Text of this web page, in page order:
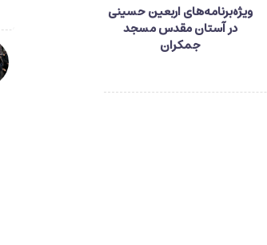
ویژه‌برنامه‌های اربعین حسینی
در آستان مقدس مسجد
جمکران